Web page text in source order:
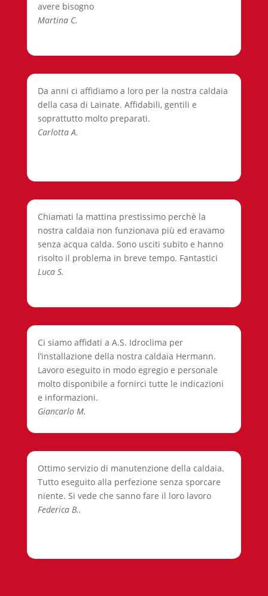
avere bisogno
Martina C.
Da anni ci affidiamo a loro per la nostra caldaia
della casa di Lainate. Affidabili, gentili e
soprattutto molto preparati.
Carlotta A.
Chiamati la mattina prestissimo perchè la
nostra caldaia non funzionava più ed eravamo
senza acqua calda. Sono usciti subito e hanno
risolto il problema in breve tempo. Fantastici
Luca S.
Ci siamo affidati a A.S. Idroclima per
l’installazione della nostra caldaia Hermann.
Lavoro eseguito in modo egregio e personale
molto disponibile a fornirci tutte le indicazioni
e informazioni.
Giancarlo M.
Ottimo servizio di manutenzione della caldaia.
Tutto eseguito alla perfezione senza sporcare
niente. Si vede che sanno fare il loro lavoro
Federica B..